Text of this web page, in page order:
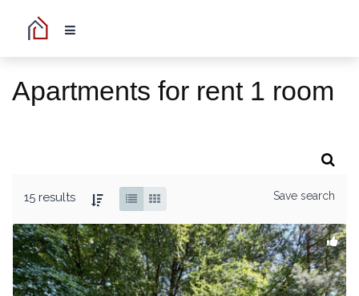
Apartments for rent 1 room
15 results Save search